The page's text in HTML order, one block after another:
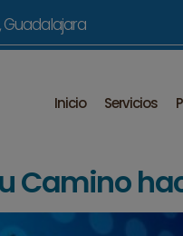
Inicio Servicios
Camino